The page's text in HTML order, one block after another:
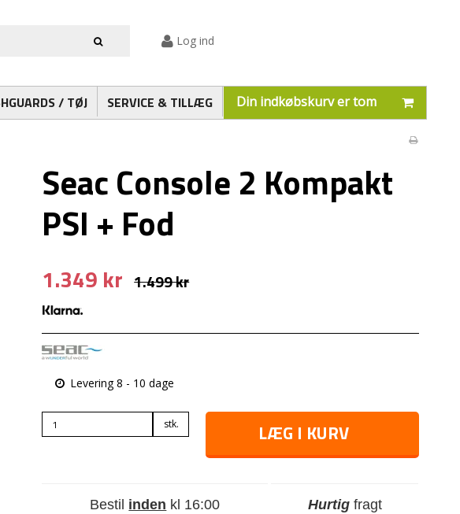
Log ind
/ TØJ SERVICE & TILLÆG Din indkøbskurv er tom
Seac Console 2 Kompakt
PSI + Fod
1.349 kr 1.499 kr
Levering 8 - 10 dage
stk. LÆG I KURV
Bestil inden kl 16:00 Hurtigfragt